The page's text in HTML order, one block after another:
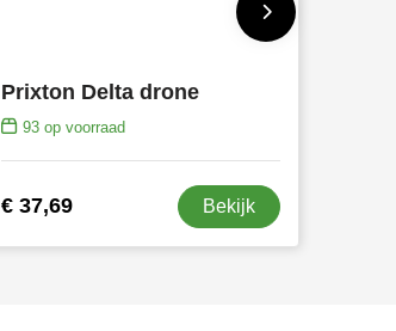
Prixton Delta drone
93 op voorraad
€ 37,69 Bekijk